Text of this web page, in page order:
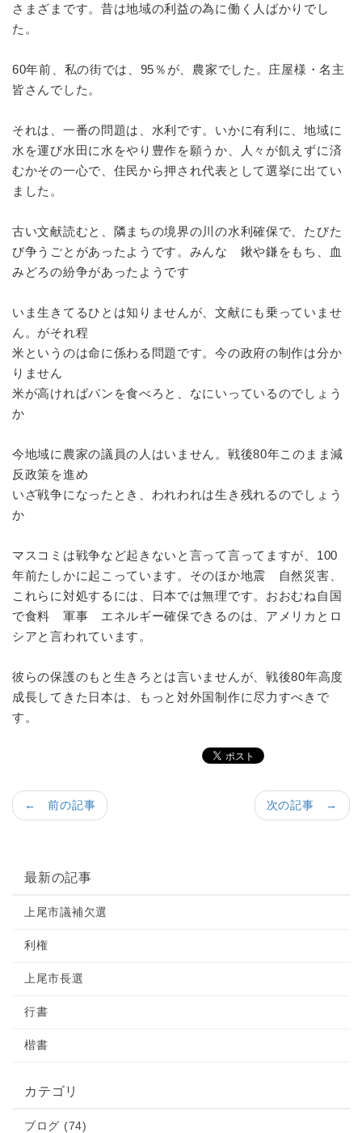
さまざまです。昔は地域の利益の為に働く人ばかりでし
た。
60年前、私の街では、95％が、農家でした。庄屋様・名主
皆さんでした。
それは、一番の問題は、水利です。いかに有利に、地域に
水を運び水田に水をやり豊作を願うか、人々が飢えずに済
むかその一心で、住民から押され代表として選挙に出てい
ました。
古い文献読むと、隣まちの境界の川の水利確保で、たびた
び争うごとがあったようです。みんな 鍬や鎌をもち、血
みどろの紛争があったようです
いま生きてるひとは知りませんが、文献にも乗っていませ
ん。がそれ程
米というのは命に係わる問題です。今の政府の制作は分か
りません
米が高ければパンを食べろと、なにいっているのでしょう
か
今地域に農家の議員の人はいません。戦後80年このまま減
反政策を進め
いざ戦争になったとき、われわれは生き残れるのでしょう
か
マスコミは戦争など起きないと言って言ってますが、100
年前たしかに起こっています。そのほか地震 自然災害、
これらに対処するには、日本では無理です。おおむね自国
で食料 軍事 エネルギー確保できるのは、アメリカとロ
シアと言われています。
彼らの保護のもと生きろとは言いませんが、戦後80年高度
成長してきた日本は、もっと対外国制作に尽力すべきで
す。
次の記事 →
← 前の記事
最新の記事
上尾市議補欠選
利権
上尾市長選
行書
楷書
カテゴリ
ブログ (74)